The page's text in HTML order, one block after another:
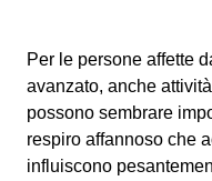
Per le persone affette
avanzato, anche
possono sembrare
respiro affannoso che
influiscono